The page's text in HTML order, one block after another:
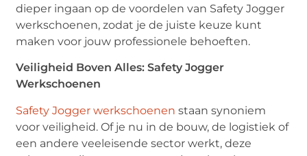
dieper ingaan op de voordelen van Safety Jogger
werkschoenen, zodat je de juiste keuze kunt
maken voor jouw professionele behoeften.
Veiligheid Boven Alles: Safety Jogger
Werkschoenen
Safety Jogger werkschoenen staan synoniem
voor veiligheid. Of je nu in de bouw, de logistiek of
een andere veeleisende sector werkt, deze